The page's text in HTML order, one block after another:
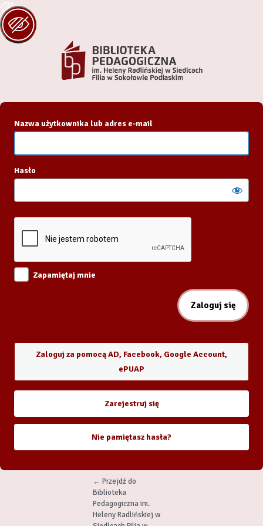
Zaloguj
się
Nazwa użytkownika lub adres e-mail
Hasło
Zapamiętaj mnie
Zaloguj za pomocą AD, Facebook, Google Account,
ePUAP
Zarejestruj się
Nie pamiętasz hasła?
← Przejdź do
Biblioteka
Pedagogiczna im.
Heleny Radlińskiej w